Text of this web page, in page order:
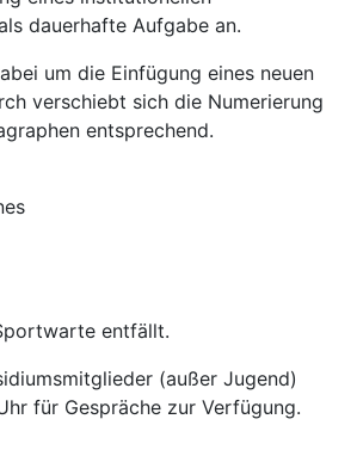
dauerhafte Aufgabe an.
um die Einfügung eines neuen
verschiebt sich die Numerierung
entsprechend.
entfällt.
(außer Jugend)
für Gespräche zur Verfügung.